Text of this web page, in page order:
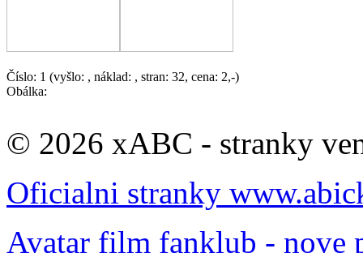
Číslo: 1 (vyšlo: , náklad: , stran: 32, cena: 2,-)
Obálka:
© 2026 xABC - stranky
Oficialni stranky
Avatar film fanklub - nove